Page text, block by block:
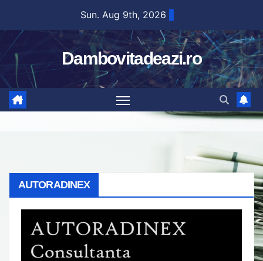
content
Sun. Aug 9th, 2026
Dambovitadeazi.ro
AUTORADINEX